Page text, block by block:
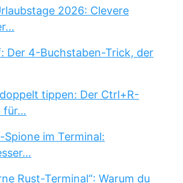
2026: Clevere
Der 4-Buchstaben-Trick, der
tippen: Der Ctrl+R-
für…
im Terminal:
Rust-Terminal“: Warum du